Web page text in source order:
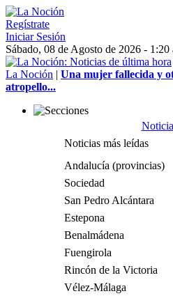
Regístrate
Iniciar Sesión
Sábado, 08 de Agosto de 2026 - 1:20
La Noción | Una mujer fallecida y
atropello...
Noticias más leídas
Andalucía (provincias)
Sociedad
San Pedro Alcántara
Estepona
Benalmádena
Fuengirola
Rincón de la Victoria
Vélez-Málaga